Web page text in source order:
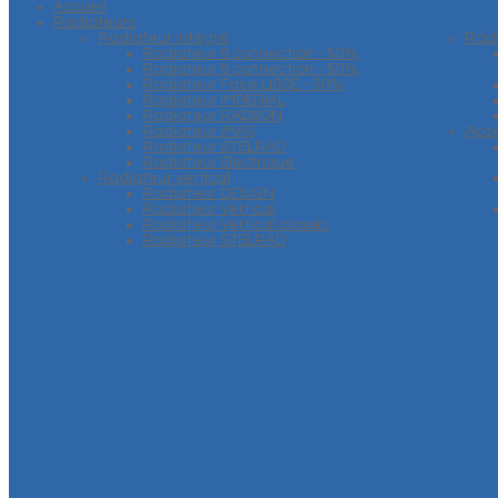
Accueil
Radiateurs
Radiateur intégré
Radiateur 6 connection - 50%
Radiateur 8 connection - 50%
Radiateur Face LISSE - 50%
Radiateur IMPERIAL
Radiateur RADSON
Radiateur IMAS
Radiateur STELRAD
Radiateur Electrique
Radiateur vertical
Radiateur DESIGN
Radiateur Vertical
Radiateur Vertical classic
Radiateur STELRAD